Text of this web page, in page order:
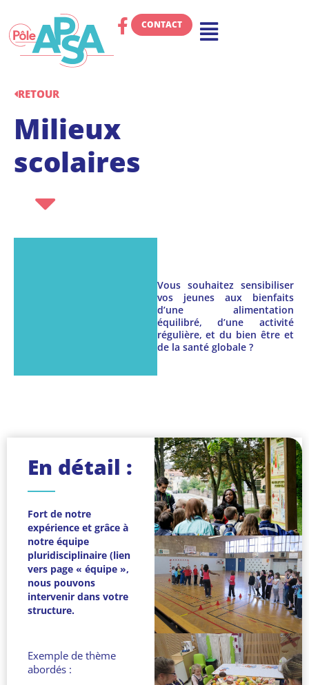
CONTACT
RETOUR
Milieux
scolaires
Vous souhaitez sensibiliser
vos jeunes aux bienfaits
d’une alimentation
équilibré, d’une activité
régulière, et du bien être et
de la santé globale ?
En détail :
Fort de notre
expérience et grâce à
notre équipe
pluridisciplinaire (lien
vers page « équipe »,
nous pouvons
intervenir dans votre
structure.
Exemple de thème
abordés :